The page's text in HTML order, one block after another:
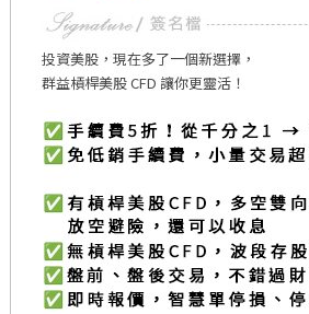
投資美股，現在多了一個新選擇，
群益槓桿美股 CFD 讓你更靈活！